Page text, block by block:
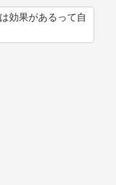
効果があるって自